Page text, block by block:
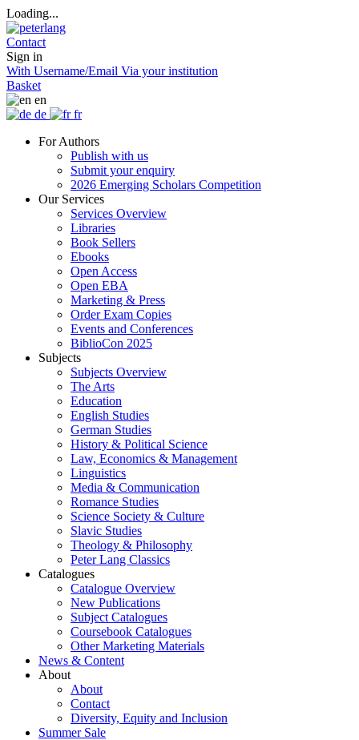
Loading...
Contact
Sign in
With Username/Email Via your institution
Basket
en
de
fr
For Authors
Publish with us
Submit your enquiry
2026 Emerging Scholars Competition
Our Services
Services Overview
Libraries
Book Sellers
Ebooks
Open Access
Open EBA
Marketing & Press
Order Exam Copies
Events and Conferences
BiblioCon 2025
Subjects
Subjects Overview
The Arts
Education
English Studies
German Studies
History & Political Science
Law, Economics & Management
Linguistics
Media & Communication
Romance Studies
Science Society & Culture
Slavic Studies
Theology & Philosophy
Peter Lang Classics
Catalogues
Catalogue Overview
New Publications
Subject Catalogues
Coursebook Catalogues
Other Marketing Materials
News & Content
About
About
Contact
Diversity, Equity and Inclusion
Summer Sale